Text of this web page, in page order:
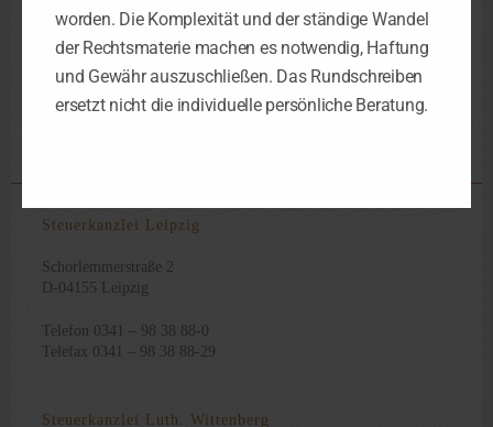
Steuerkanzlei Leipzig
Steuerkanzlei Leipzig
Schorlemmerstraße 2
D-04155 Leipzig
Telefon 0341 – 98 38 88-0
Telefax 0341 – 98 38 88-29
Steuerkanzlei Luth. Wittenberg
worden. Die Komplexität und der ständige Wandel
der Rechtsmaterie machen es notwendig, Haftung
und Gewähr auszuschließen. Das Rundschreiben
ersetzt nicht die individuelle persönliche Beratung.